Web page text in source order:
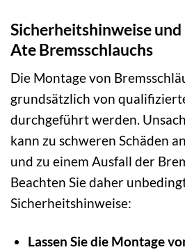
Sicherheitshinweise
Ate Bremsschlauchs
Die Montage von
grundsätzlich von
durchgeführt werden.
kann zu schweren Schäden
und zu einem Ausfall der
Beachten Sie daher
Sicherheitshinweise:
Lassen Sie die Montage